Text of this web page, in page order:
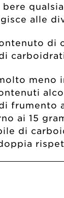
alle
di
frumento
ai 15
di